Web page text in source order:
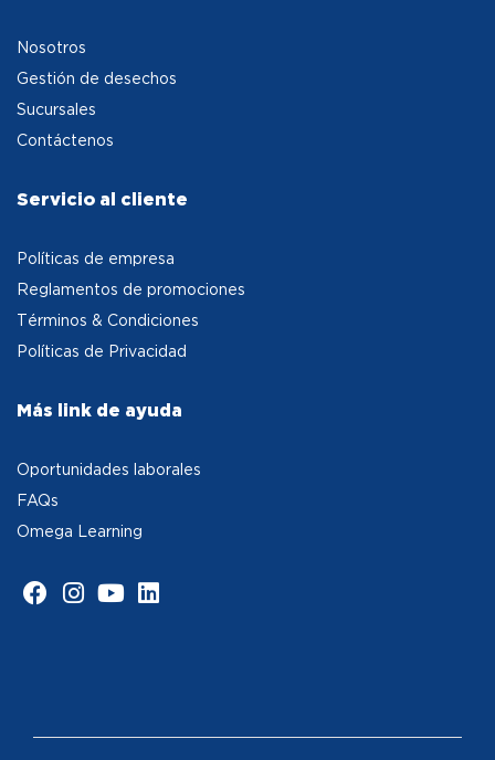
Nosotros
Gestión de desechos
Sucursales
Contáctenos
Servicio al cliente
Políticas de empresa
Reglamentos de promociones
Términos & Condiciones
Políticas de Privacidad
Más link de ayuda
Oportunidades laborales
FAQs
Omega Learning